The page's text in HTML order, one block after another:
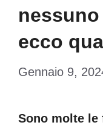
nessuno
ecco
Gennaio 9,
Sono molte le